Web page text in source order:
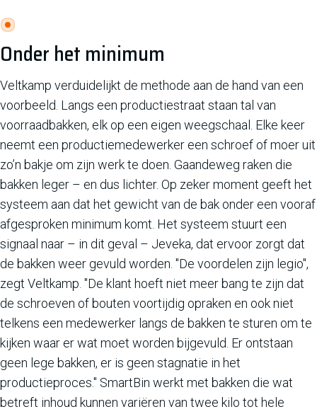
Onder het minimum
Veltkamp verduidelijkt de methode aan de hand van een
voorbeeld. Langs een productiestraat staan tal van
voorraadbakken, elk op een eigen weegschaal. Elke keer
neemt een productiemedewerker een schroef of moer uit
zo’n bakje om zijn werk te doen. Gaandeweg raken die
bakken leger – en dus lichter. Op zeker moment geeft het
systeem aan dat het gewicht van de bak onder een vooraf
afgesproken minimum komt. Het systeem stuurt een
signaal naar – in dit geval – Jeveka, dat ervoor zorgt dat
de bakken weer gevuld worden. "De voordelen zijn legio",
zegt Veltkamp. "De klant hoeft niet meer bang te zijn dat
de schroeven of bouten voortijdig opraken en ook niet
telkens een medewerker langs de bakken te sturen om te
kijken waar er wat moet worden bijgevuld. Er ontstaan
geen lege bakken, er is geen stagnatie in het
productieproces." SmartBin werkt met bakken die wat
betreft inhoud kunnen variëren van twee kilo tot hele